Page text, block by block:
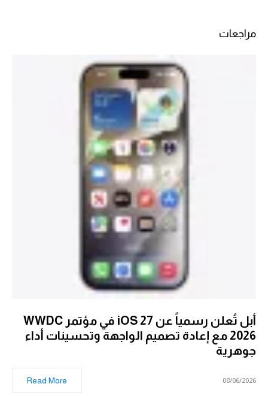
مراجعات
أبل تُعلن رسمياً عن iOS 27 في مؤتمر WWDC
2026 مع إعادة تصميم الواجهة وتحسينات أداء
جوهرية
08/06/2026
Read More